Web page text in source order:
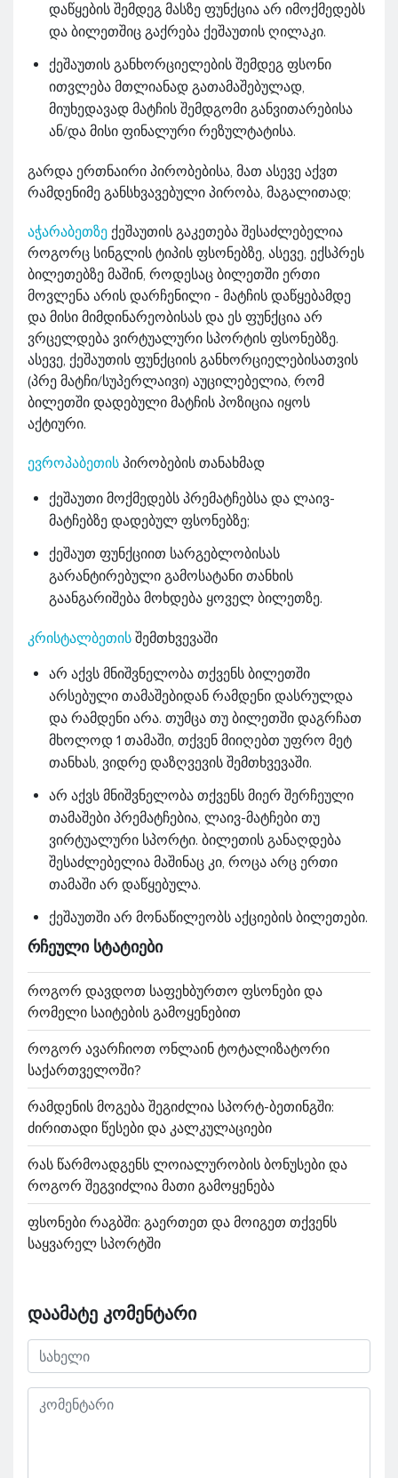
დაწყების შემდეგ მასზე ფუნქცია არ იმოქმედებს
და ბილეთშიც გაქრება ქეშაუთის ღილაკი.
ქეშაუთის განხორციელების შემდეგ ფსონი
ითვლება მთლიანად გათამაშებულად,
მიუხედავად მატჩის შემდგომი განვითარებისა
ან/და მისი ფინალური რეზულტატისა.
გარდა ერთნაირი პირობებისა, მათ ასევე აქვთ
რამდენიმე განსხვავებული პირობა, მაგალითად;
აჭარაბეთზე ქეშაუთის გაკეთება შესაძლებელია
როგორც სინგლის ტიპის ფსონებზე, ასევე, ექსპრეს
ბილეთებზე მაშინ, როდესაც ბილეთში ერთი
მოვლენა არის დარჩენილი - მატჩის დაწყებამდე
და მისი მიმდინარეობისას და ეს ფუნქცია არ
ვრცელდება ვირტუალური სპორტის ფსონებზე.
ასევე, ქეშაუთის ფუნქციის განხორციელებისათვის
(პრე მატჩი/სუპერლაივი) აუცილებელია, რომ
ბილეთში დადებული მატჩის პოზიცია იყოს
აქტიური.
ევროპაბეთის პირობების თანახმად
ქეშაუთი მოქმედებს პრემატჩებსა და ლაივ-
მატჩებზე დადებულ ფსონებზე;
ქეშაუთ ფუნქციით სარგებლობისას
გარანტირებული გამოსატანი თანხის
გაანგარიშება მოხდება ყოველ ბილეთზე.
კრისტალბეთის შემთხვევაში
არ აქვს მნიშვნელობა თქვენს ბილეთში
არსებული თამაშებიდან რამდენი დასრულდა
და რამდენი არა. თუმცა თუ ბილეთში დაგრჩათ
მხოლოდ 1 თამაში, თქვენ მიიღებთ უფრო მეტ
თანხას, ვიდრე დაზღვევის შემთხვევაში.
არ აქვს მნიშვნელობა თქვენს მიერ შერჩეული
თამაშები პრემატჩებია, ლაივ-მატჩები თუ
ვირტუალური სპორტი. ბილეთის განაღდება
შესაძლებელია მაშინაც კი, როცა არც ერთი
თამაში არ დაწყებულა.
ქეშაუთში არ მონაწილეობს აქციების ბილეთები.
ᲠᲩᲔᲣᲚᲘ ᲡᲢᲐᲢᲘᲔᲑᲘ
როგორ დავდოთ საფეხბურთო ფსონები და
რომელი საიტების გამოყენებით
როგორ ავარჩიოთ ონლაინ ტოტალიზატორი
საქართველოში?
რამდენის მოგება შეგიძლია სპორტ-ბეთინგში:
ძირითადი წესები და კალკულაციები
რას წარმოადგენს ლოიალურობის ბონუსები და
როგორ შეგვიძლია მათი გამოყენება
ფსონები რაგბში: გაერთეთ და მოიგეთ თქვენს
საყვარელ სპორტში
დაამატე კომენტარი